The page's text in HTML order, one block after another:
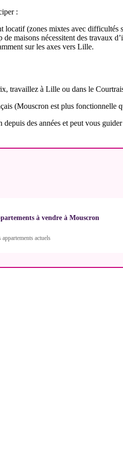
:
locatif (zones mixtes avec
de maisons nécessitent des travaux
sur les axes vers Lille.
travaillez à Lille ou dans le
(Mouscron est plus fonctionnelle
depuis des années et peut vous
à vendre à Mouscron
appartements actuels